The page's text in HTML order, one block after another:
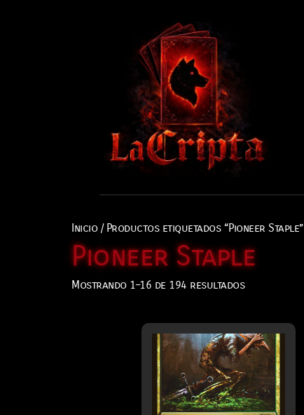
Inicio/ Productos etiquetados “Pioneer Staple”
Pioneer Staple
Mostrando 1–16 de 194 resultados